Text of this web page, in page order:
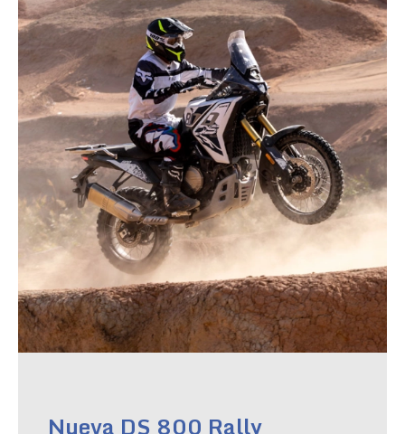
Nueva DS 800 Rally